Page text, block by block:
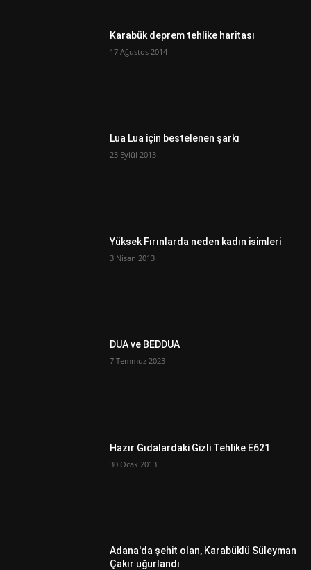
Karabük deprem tehlike haritası
17 Ağustos 2014
Lua Lua için bestelenen şarkı
23 Eylül 2013
Yüksek Fırınlarda neden kadın isimleri
3 Nisan 2013
DUA ve BEDDUA
7 Temmuz 2023
Hazır Gıdalardaki Gizli Tehlike E621
30 Ocak 2013
Adana'da şehit olan, Karabüklü Süleyman
Çakır uğurlandı